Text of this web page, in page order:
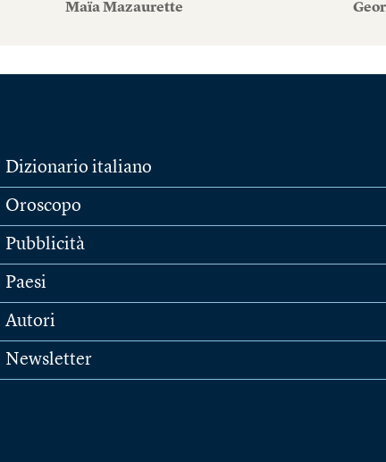
Maïa Mazaurette
Dizionario italiano
Oroscopo
Pubblicità
Paesi
Autori
Newsletter